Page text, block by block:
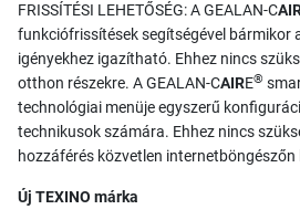
FRISSÍTÉSI LEHETŐSÉG: A GEALAN-C
funkciófrissítések segítségével bármikor
igényekhez igazítható. Ehhez nincs
otthon részekre. A GEALAN-CAIRE®
technológiai menüje egyszerű
technikusok számára. Ehhez nincs
hozzáférés közvetlen
Új TEXINO márka